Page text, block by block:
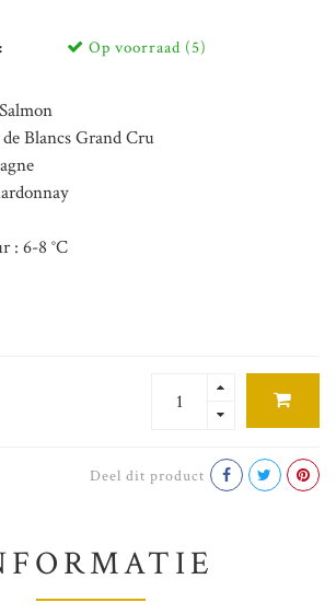
Op voorraad (5)
Blancs Grand Cru
: 6-8 °C
Deel dit product